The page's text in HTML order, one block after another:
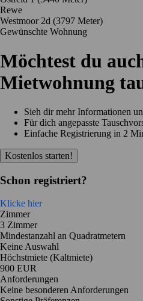
Rewe
Westmoor 2d (3797 Meter)
Gewünschte Wohnung
Möchtest du
Mietwohnung
Sieh dir mehr Informationen
Für dich angepasste
Einfache Registrierung in 2
Kostenlos starten!
Schon registriert?
Klicke hier
Zimmer
3 Zimmer
Mindestanzahl an Quadratmetern
Keine Auswahl
Höchstmiete (Kaltmiete)
900 EUR
Anforderungen
Keine besonderen Anforderungen